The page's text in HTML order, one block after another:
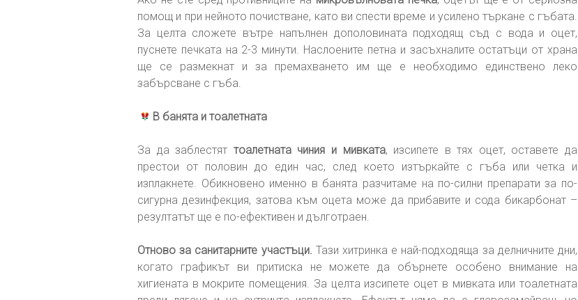
помощ и при нейното почистване, като ви спести време и усилено търкане с гъбата.
За целта сложете вътре напълнен дополовината подходящ съд с вода и оцет,
пуснете печката на 2-3 минути. Наслоените петна и засъхналите остатъци от храна
ще се размекнат и за премахването им ще е необходимо единствено леко
забърсване с гъба.
В банята и тоалетната
За да заблестят тоалетната чиния и мивката, изсипете в тях оцет, оставете да
престои от половин до един час, след което изтъркайте с гъба или четка и
изплакнете. Обикновено именно в банята разчитаме на по-силни препарати за по-
сигурна дезинфекция, затова към оцета може да прибавите и сода бикарбонат –
резултатът ще е по-ефективен и дълготраен.
Отново за санитарните участъци. Тази хитринка е най-подходяща за делничните дни,
когато графикът ви притиска не можете да обърнете особено внимание на
хигиената в мокрите помещения. За целта изсипете оцет в мивката или тоалетната